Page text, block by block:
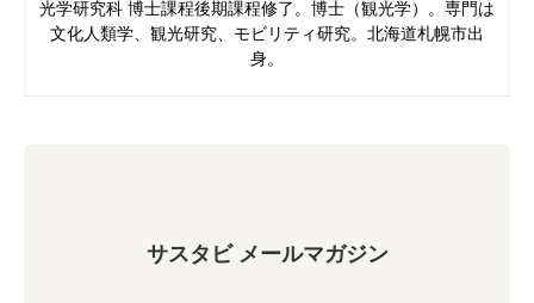
光学研究科 博士課程後期課程修了。博士（観光学）。専門は
文化人類学、観光研究、モビリティ研究。北海道札幌市出
身。
サスタビ メールマガジン